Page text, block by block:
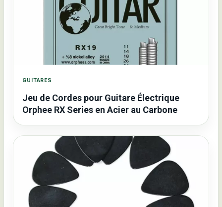
GUITARES
Jeu de Cordes pour Guitare Électrique
Orphee RX Series en Acier au Carbone